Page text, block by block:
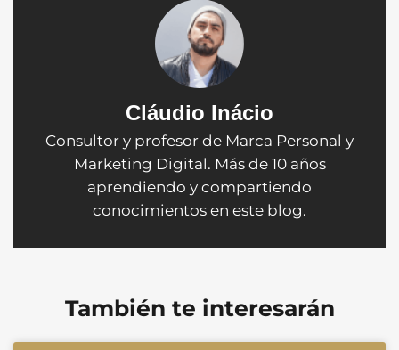
Cláudio Inácio
Consultor y profesor de Marca Personal y
Marketing Digital. Más de 10 años
aprendiendo y compartiendo
conocimientos en este blog.
También te interesarán